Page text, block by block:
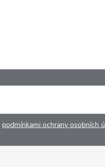
podmínkami ochrany osobních